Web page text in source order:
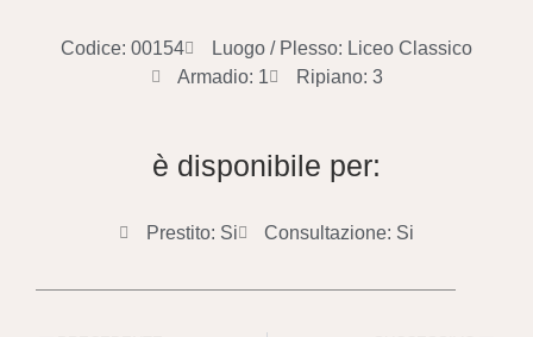
Codice: 00154
Luogo / Plesso: Liceo Classico
Armadio: 1
Ripiano: 3
è disponibile per:
Prestito: Si Consultazione: Si